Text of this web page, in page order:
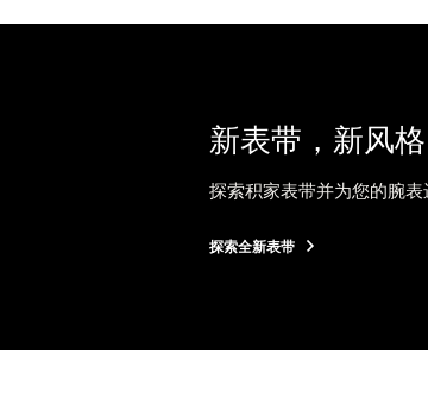
新表带，新风格
探索积家表带并为您的腕
探索全新表带